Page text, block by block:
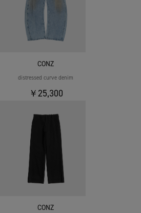
CONZ
distressed curve denim
￥25,300
CONZ